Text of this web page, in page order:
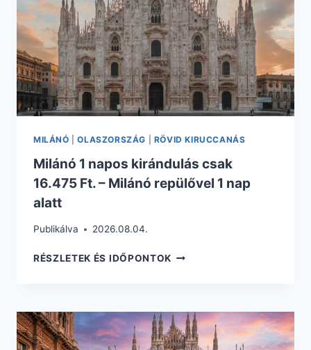
MILÁNÓ |OLASZORSZÁG RÖVID KIRUCCANÁS
Milánó 1 napos kirándulás csak
16.475 Ft. – Milánó repülővel 1 nap
alatt
Publikálva 2026.08.04.
RÉSZLETEK ÉS IDŐPONTOK MILÁNÓ
CSAK
16.475
FT.